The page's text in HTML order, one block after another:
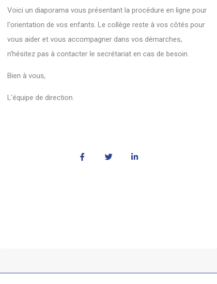
Voici un diaporama vous présentant la procédure en ligne pour
l'orientation de vos enfants. Le collège reste à vos côtés pour
vous aider et vous accompagner dans vos démarches,
n'hésitez pas à contacter le secrétariat en cas de besoin.
Bien à vous,
L'équipe de direction.